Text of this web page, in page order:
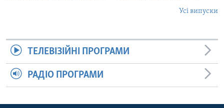
Усі випуски
ТЕЛЕВІЗІЙНІ ПРОГРАМИ
РАДІО ПРОГРАМИ